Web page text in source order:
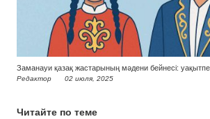
Заманауи қазақ жастарының мәдени бейнесі:
Редактор 02 июля, 2025
Читайте по теме